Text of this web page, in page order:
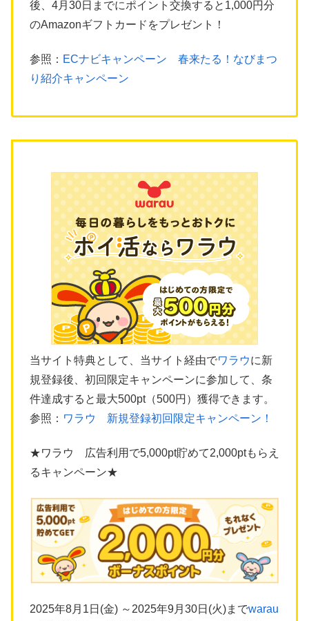
後、4月30日までにポイント交換すると1,000円分
のAmazonギフトカードをプレゼント！
参照： ECナビキャンペーン 春来たる！なびまつ
り紹介キャンペーン
当サイト特典として、当サイト経由でワラウに新
規登録後、初回限定キャンペーンに参加して、条
件達成すると最大500pt（500円）獲得できます。
参照： ワラウ 新規登録初回限定キャンペーン！
★ワラウ 広告利用で5,000pt貯めて2,000ptもらえ
るキャンペーン★
2025年8月1日(金) ～2025年9月30日(火)までwarau